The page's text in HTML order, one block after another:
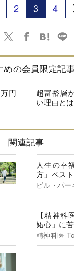
2 3 4
めの会員限定記
円
超富裕層
い理由と
関連記事
人生の幸
方」ベス
ビル・パー
【精神科
妬心」に
精神科医